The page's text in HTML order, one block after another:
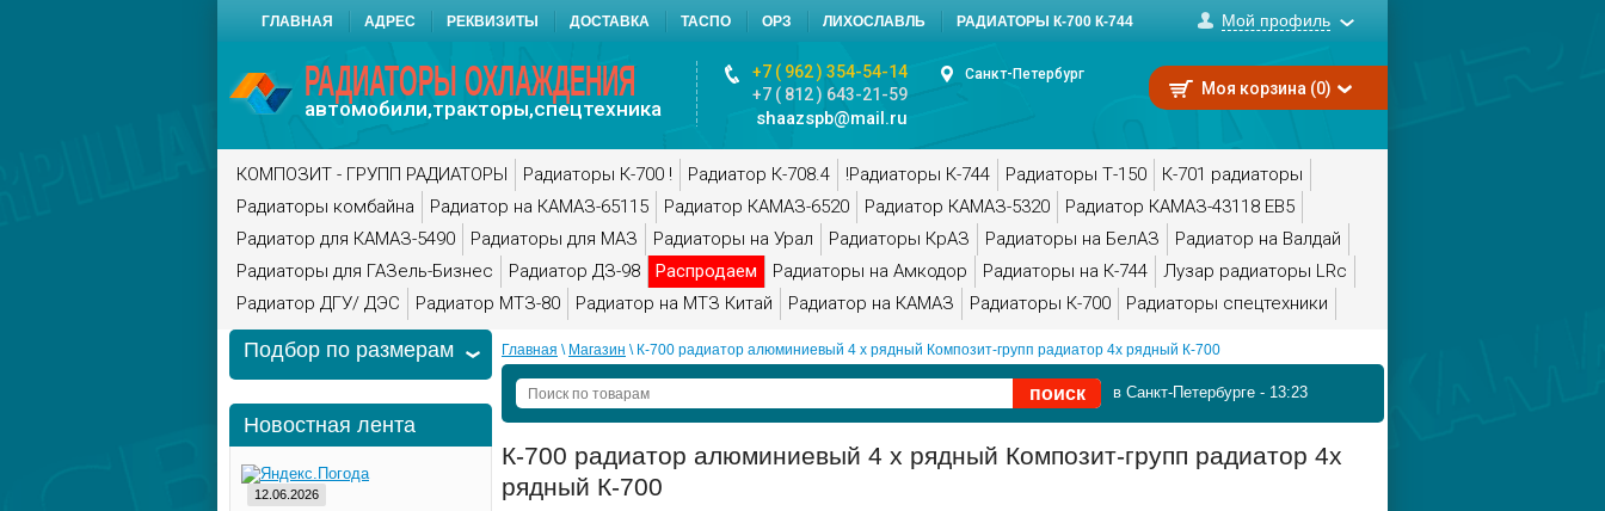
ГЛАВНАЯ АДРЕС РЕКВИЗИТЫ ДОСТАВКА ТАСПО ОРЗ ЛИХОСЛАВЛЬ РАДИАТОРЫ К-700 К-744 Мой профиль
РАДИАТОРЫ ОХЛАЖДЕНИЯ
автомобили,тракторы,спецтехника
+7 ( 962 ) 354-54-14
+7 ( 812 ) 643-21-59
shaazspb@mail.ru
Санкт-Петербург
Моя корзина (0)
КОМПОЗИТ - ГРУПП РАДИАТОРЫ Радиаторы К-700 ! Радиатор К-708.4 !Радиаторы К-744 Радиаторы Т-150
К-701 радиаторы
Радиаторы комбайна
Радиатор на КАМАЗ-65115 Радиатор КАМАЗ-6520 Радиатор КАМАЗ-5320
Радиатор КАМАЗ-43118 ЕВ5
Радиатор для КАМАЗ-5490
Радиаторы для МАЗ Радиаторы на Урал Радиаторы КрАЗ Радиаторы на БелАЗ
Радиатор на Валдай
Радиаторы для ГАЗель-Бизнес
Радиатор ДЗ-98 Распродаем Радиаторы на Амкодор Радиаторы на К-744
Лузар радиаторы LRc
Радиатор ДГУ/ ДЭС
Радиатор МТЗ-80 Радиатор на МТЗ Китай Радиатор на КАМАЗ Радиаторы К-700 Радиаторы спецтехники
Подбор по размерам
Новостная лента
12.06.2026
Главная \ Магазин \ К-700 радиатор алюминиевый 4 х рядный Композит-групп радиатор 4х рядный К-700
в Санкт-Петербурге - 13:23
К-700 радиатор алюминиевый 4 х рядный Композит-групп радиатор 4х
рядный К-700